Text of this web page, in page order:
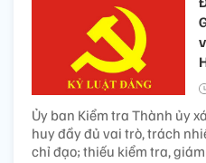
Ủy ban Kiểm tra Thành ủy
huy đầy đủ vai trò, trách
chỉ đạo; thiếu kiểm tra,